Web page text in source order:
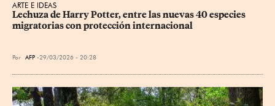
ARTE E IDEAS
Lechuza de Harry Potter, entre las nuevas 40 especies
migratorias con protección internacional
Por AFP 29/03/2026 - 20:28